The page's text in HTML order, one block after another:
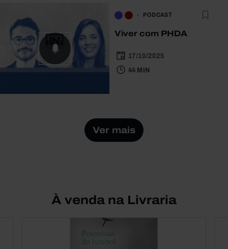
PODCAST
Viver com PHDA
17/10/2025
44 MIN
Ver mais
À venda na Livraria